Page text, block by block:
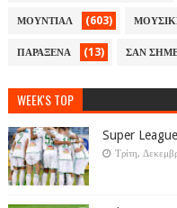
ΜΟΥΝΤΙΑΛ (603)
ΠΑΡΑΞΕΝΑ (13) ΣΑΝ
WEEK'S TOP
Super
Τρίτη,